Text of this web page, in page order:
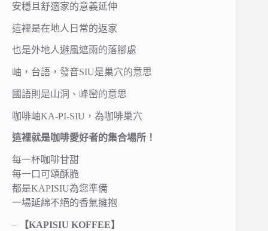
安穩且舒適家的意義延伸
這裡是在地人日常的返家
也是外地人避風遮雨的落腳處
岫，台語，發音SIU是巢穴的意思
國語則是山洞、峰巒的意思
咖啡岫KA-PI-SIU，為咖啡巢穴
這裡就是咖啡愛好者的集合場所！
每一杯咖啡甘甜
每一口可頌酥脆
都是KAPISIU為您準備
一場延綿不絕的香氣擁抱
–
【KAPISIU KOFFEE】